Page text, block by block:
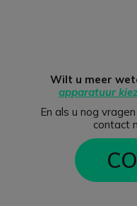
Wilt u meer
apparatuur
En als u nog
contact